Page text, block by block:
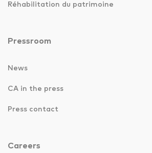
Réhabilitation du patrimoine
Pressroom
News
CA in the press
Press contact
Careers